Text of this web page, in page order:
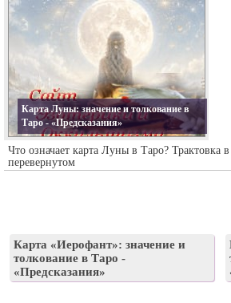
Карта Луны: значение и толкование в
Таро - «Предсказания»
Что означает карта Луны в Таро? Трактовка
перевернутом
Карта «Иерофант»: значение и
толкование в Таро -
«Предсказания»